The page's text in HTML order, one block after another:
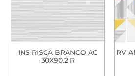
INS RISCA BRANCO AC
30X90.2 R
RV